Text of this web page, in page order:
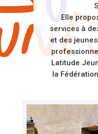
Elle
services à
et des
Latitude
la